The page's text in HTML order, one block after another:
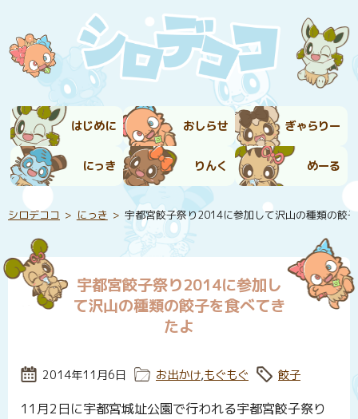
はじめに おしらせ ぎゃらりー
にっき りんく めーる
シロデココ にっき 宇都宮餃子祭り2014に参加して沢山の種類の餃
宇都宮餃子祭り2014に参加し
て沢山の種類の餃子を食べてき
たよ
投稿日:
2014年11月6日 カテゴリー:
お出かけ,もぐもぐ タグ:
餃子
11月2日に宇都宮城址公園で行われる宇都宮餃子祭り